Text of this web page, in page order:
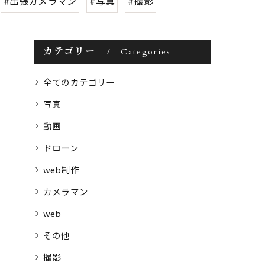
カテゴリー Categories
全てのカテゴリー
写真
動画
ドローン
web制作
カメラマン
web
その他
撮影